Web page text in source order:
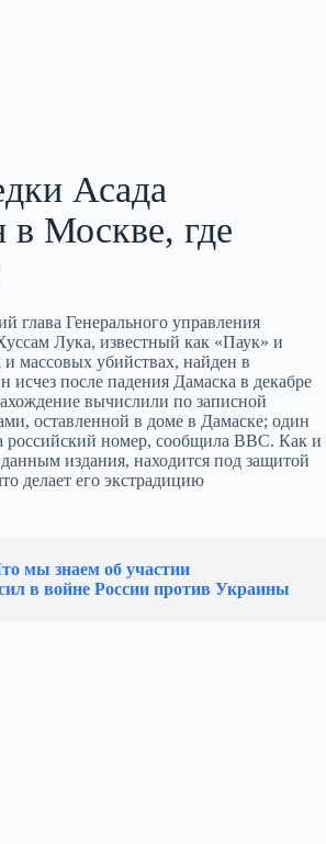
Асада
в Москве, где
глава Генерального управления
Лука, известный как «Паук» и
массовых убийствах, найден в
после падения Дамаска в декабре
вычислили по записной
оставленной в доме в Дамаске; один
российский номер, сообщила BBC. Как и
издания, находится под защитой
делает его экстрадицию
мы знаем об участии
в войне России против Украины